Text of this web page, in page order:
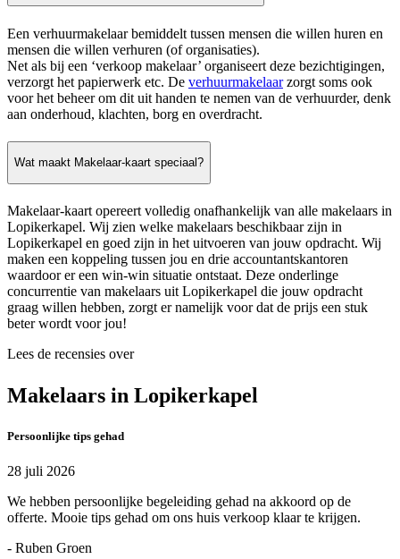
Een verhuurmakelaar bemiddelt tussen mensen die willen huren en
mensen die willen verhuren (of organisaties).
Net als bij een ‘verkoop makelaar’ organiseert deze bezichtigingen,
verzorgt het papierwerk etc. De verhuurmakelaarzorgt soms ook
voor het beheer om dit uit handen te nemen van de verhuurder, denk
aan onderhoud, klachten, borg en overdracht.
Wat maakt Makelaar-kaart speciaal?
Makelaar-kaart opereert volledig onafhankelijk van alle makelaars in
Lopikerkapel. Wij zien welke makelaars beschikbaar zijn in
Lopikerkapel en goed zijn in het uitvoeren van jouw opdracht. Wij
maken een koppeling tussen jou en drie accountantskantoren
waardoor er een win-win situatie ontstaat. Deze onderlinge
concurrentie van makelaars uit Lopikerkapel die jouw opdracht
graag willen hebben, zorgt er namelijk voor dat de prijs een stuk
beter wordt voor jou!
Lees de recensies over
Makelaars in Lopikerkapel
Persoonlijke tips gehad
28 juli 2026
We hebben persoonlijke begeleiding gehad na akkoord op de
offerte. Mooie tips gehad om ons huis verkoop klaar te krijgen.
- Ruben Groen